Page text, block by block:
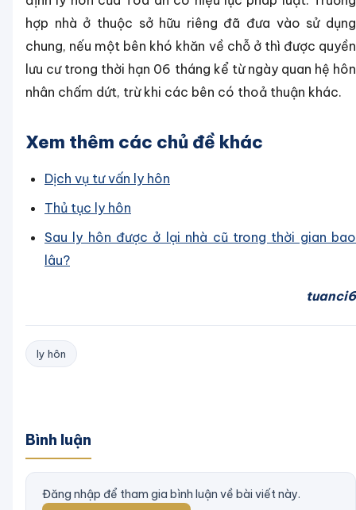
hợp nhà ở thuộc sở hữu riêng đã đưa vào sử dụng
chung, nếu một bên khó khăn về chỗ ở thì được quyền
lưu cư trong thời hạn 06 tháng kể từ ngày quan hệ hôn
nhân chấm dứt, trừ khi các bên có thoả thuận khác.
Xem thêm các chủ đề khác
Dịch vụ tư vấn ly hôn
Thủ tục ly hôn
Sau ly hôn được ở lại nhà cũ trong thời gian bao
lâu?
tuanci6
ly hôn
Bình luận
Đăng nhập để tham gia bình luận về bài viết này.